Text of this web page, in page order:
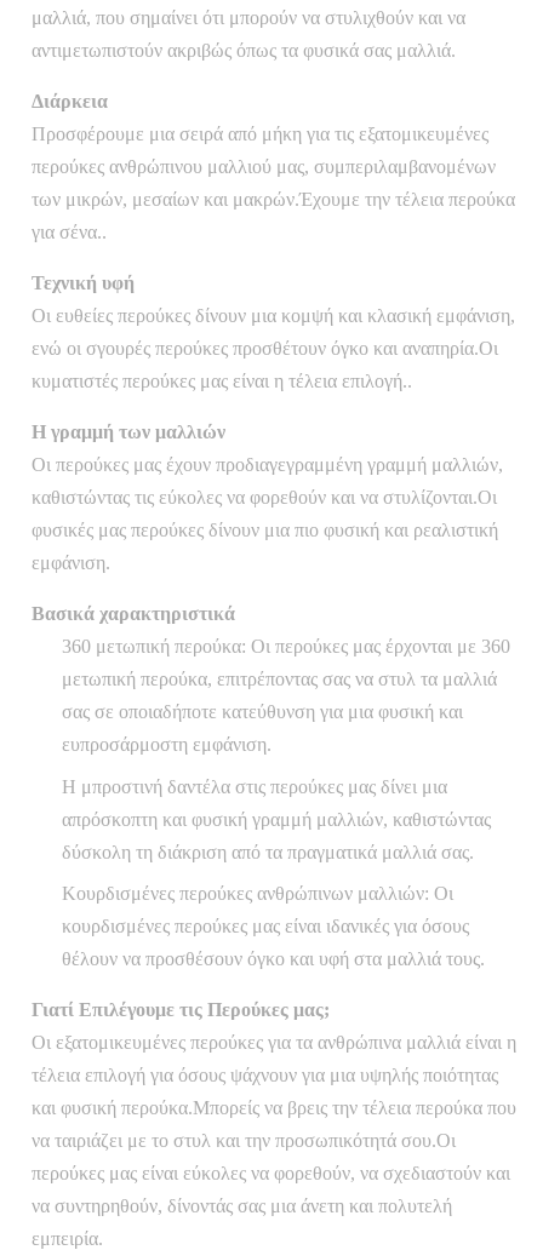
μαλλιά, που σημαίνει ότι μπορούν να στυλιχθούν και να
αντιμετωπιστούν ακριβώς όπως τα φυσικά σας μαλλιά.
Διάρκεια
Προσφέρουμε μια σειρά από μήκη για τις εξατομικευμένες
περούκες ανθρώπινου μαλλιού μας, συμπεριλαμβανομένων
των μικρών, μεσαίων και μακρών.Έχουμε την τέλεια περούκα
για σένα..
Τεχνική υφή
Οι ευθείες περούκες δίνουν μια κομψή και κλασική εμφάνιση,
ενώ οι σγουρές περούκες προσθέτουν όγκο και αναπηρία.Οι
κυματιστές περούκες μας είναι η τέλεια επιλογή..
Η γραμμή των μαλλιών
Οι περούκες μας έχουν προδιαγεγραμμένη γραμμή μαλλιών,
καθιστώντας τις εύκολες να φορεθούν και να στυλίζονται.Οι
φυσικές μας περούκες δίνουν μια πιο φυσική και ρεαλιστική
εμφάνιση.
Βασικά χαρακτηριστικά
360 μετωπική περούκα: Οι περούκες μας έρχονται με 360
μετωπική περούκα, επιτρέποντας σας να στυλ τα μαλλιά
σας σε οποιαδήποτε κατεύθυνση για μια φυσική και
ευπροσάρμοστη εμφάνιση.
Η μπροστινή δαντέλα στις περούκες μας δίνει μια
απρόσκοπτη και φυσική γραμμή μαλλιών, καθιστώντας
δύσκολη τη διάκριση από τα πραγματικά μαλλιά σας.
Κουρδισμένες περούκες ανθρώπινων μαλλιών: Οι
κουρδισμένες περούκες μας είναι ιδανικές για όσους
θέλουν να προσθέσουν όγκο και υφή στα μαλλιά τους.
Γιατί Επιλέγουμε τις Περούκες μας;
Οι εξατομικευμένες περούκες για τα ανθρώπινα μαλλιά είναι η
τέλεια επιλογή για όσους ψάχνουν για μια υψηλής ποιότητας
και φυσική περούκα.Μπορείς να βρεις την τέλεια περούκα που
να ταιριάζει με το στυλ και την προσωπικότητά σου.Οι
περούκες μας είναι εύκολες να φορεθούν, να σχεδιαστούν και
να συντηρηθούν, δίνοντάς σας μια άνετη και πολυτελή
εμπειρία.